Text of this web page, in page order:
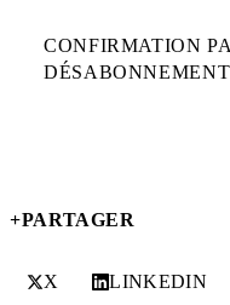
CONFIRMATION
+PARTAGER
X LINKEDIN